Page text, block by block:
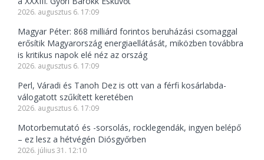
2026. augusztus 6. 17:09
Magyar Péter: 868 milliárd forintos beruházási csomaggal
erősítik Magyarország energiaellátását, miközben továbbra
is kritikus napok elé néz az ország
2026. augusztus 6. 17:09
Perl, Váradi és Tanoh Dez is ott van a férfi kosárlabda-
válogatott szűkített keretében
2026. augusztus 6. 17:09
Motorbemutató és -sorsolás, rocklegendák, ingyen belépő
– ez lesz a hétvégén Diósgyőrben
2026. július 31. 12:10